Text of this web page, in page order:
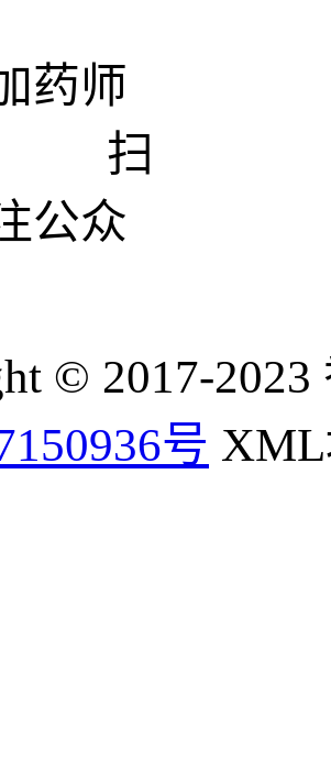
药师
扫
公众
© 2017-2023
号